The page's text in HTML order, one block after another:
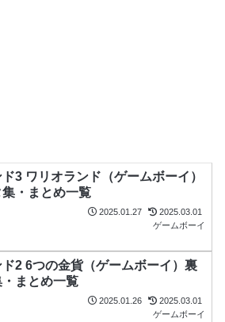
3 ワリオランド（ゲームボーイ）
・まとめ一覧
2025.01.27
2025.03.01
ゲームボーイ
2 6つの金貨（ゲームボーイ）裏
まとめ一覧
2025.01.26
2025.03.01
ゲームボーイ